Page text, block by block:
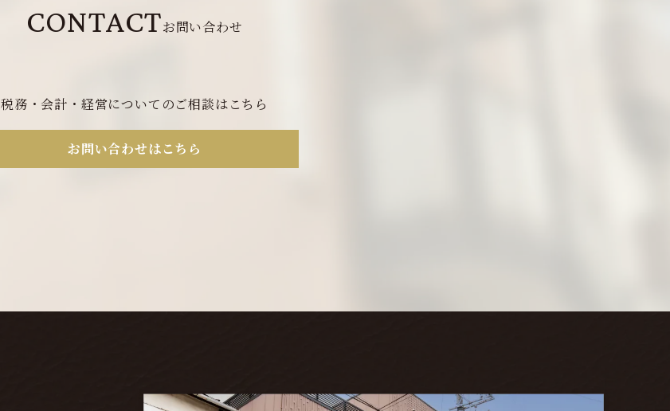
お問い合わせ
税務・会計・経営についてのご相談はこちら
お問い合わせはこちら